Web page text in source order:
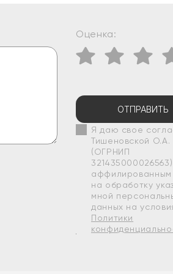
Оценка:
ОТПРАВИТЬ
Я даю свое
Тишеновской О.А.
(ОГРНИП
аффилированным
на обработку
мной
данных на
Политики